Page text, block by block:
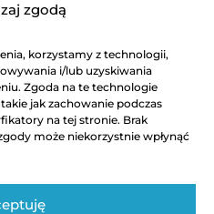
zgodą
korzystamy z technologii,
i/lub uzyskiwania
Zgoda na te technologie
jak zachowanie podczas
na tej stronie. Brak
może niekorzystnie wpłynąć